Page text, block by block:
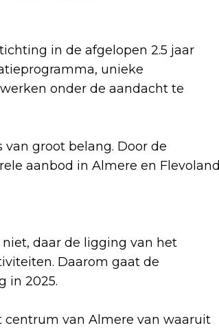
in de afgelopen 2.5 jaar
unieke
onder de aandacht te
groot belang. Door de
aanbod in Almere en Flevoland
daar de ligging van het
Daarom gaat de
in 2025.
van Almere van waaruit